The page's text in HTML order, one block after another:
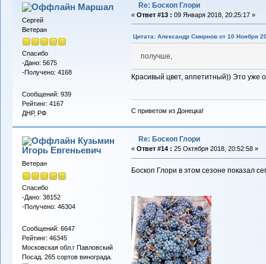
Маршал
Сергей
Ветеран
Спасибо
-Дано: 5675
-Получено: 4168
Сообщений: 939
Рейтинг: 4167
ДНР, РФ
Re: Боскоп Глори
« Ответ #13 : 09 Января 2018, 20:25:17 »
Цитата: Александр Смирнов от 10 Ноября
получше,
Красивый цвет, аппетитный)) Это уже
С приветом из Донецка!
Кузьмин
Игорь Евгеньевич
Ветеран
Спасибо
-Дано: 38152
-Получено: 46304
Сообщений: 6647
Рейтинг: 46345
Московская обл.г Павловский
Посад. 265 сортов винограда.
Re: Боскоп Глори
« Ответ #14 : 25 Октября 2018, 20:52:58 »
Боскоп Глори в этом сезоне показал